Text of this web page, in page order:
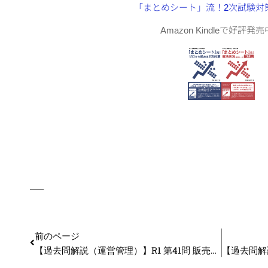
「まとめシート」流！2次試験対
Amazon Kindleで好評発売
—–
前のページ
【過去問解説（運営管理）】R1 第41問 販売情報流通システム